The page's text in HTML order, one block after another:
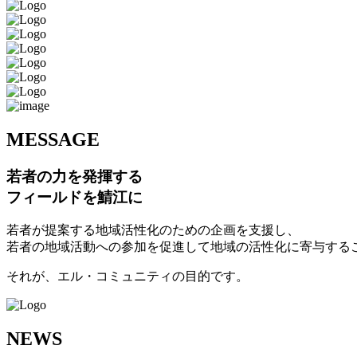
MESSAGE
若者の力を発揮する
フィールドを鯖江に
若者が提案する地域活性化のための企画を支援し、
若者の地域活動への参加を促進して地域の活性化に寄与する
それが、エル・コミュニティの目的です。
NEWS